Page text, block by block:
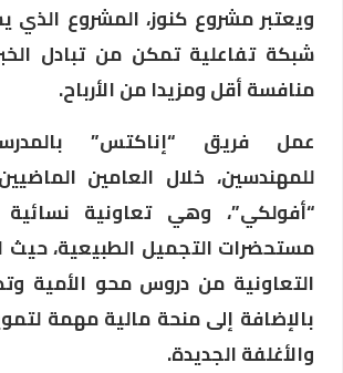
ويعتبر مشروع كنوز، المشروع
شبكة تفاعلية تمكن من تبادل
منافسة أقل ومزيدا من الأرباح.
عمل فريق “إناكتس”
للمهندسين، خلال العامين
“أفولكي”، وهي تعاونية
مستحضرات التجميل الطبيعية،
التعاونية من دروس محو الأمية
بالإضافة إلى منحة مالية مهمة
والأغلفة الجديدة.